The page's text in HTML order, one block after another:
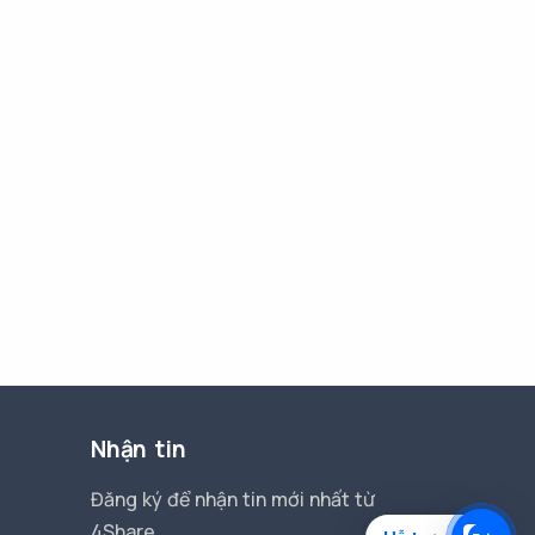
Nhận tin
Đăng ký để nhận tin mới nhất từ